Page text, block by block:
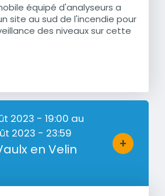
équipé d'analyseurs a
site au sud de l'incendie pour
des niveaux sur cette
2023 - 19:00 au
2023 - 23:59
en Velin
+
Bouton